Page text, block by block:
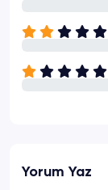
Yorum Yaz